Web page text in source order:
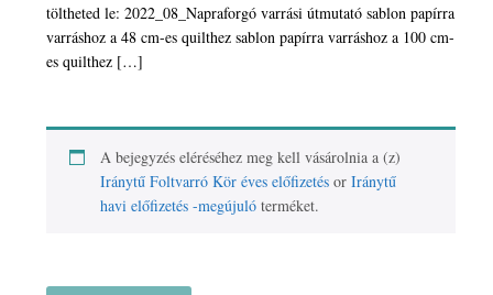
töltheted le: 2022_08_Napraforgó varrási útmutató sablon papírra
varráshoz a 48 cm-es quilthez sablon papírra varráshoz a 100 cm-
es quilthez […]
A bejegyzés eléréséhez meg kell vásárolnia a (z)
Iránytű Foltvarró Kör éves előfizetés orIránytű
havi előfizetés -megújuló terméket.